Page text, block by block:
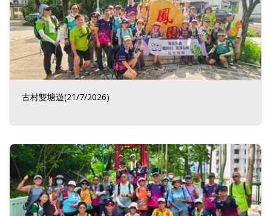
古村雙塘遊(21/7/2026)